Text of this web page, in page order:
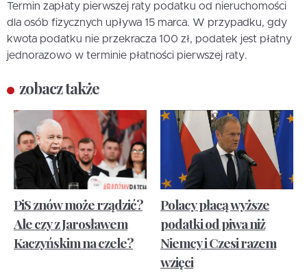
Termin zapłaty pierwszej raty podatku od nieruchomości
dla osób fizycznych upływa 15 marca. W przypadku, gdy
kwota podatku nie przekracza 100 zł, podatek jest płatny
jednorazowo w terminie płatności pierwszej raty.
zobacz także
PiS znów może rządzić?
Ale czy z Jarosławem
Kaczyńskim na czele?
Polacy płacą wyższe
podatki od piwa niż
Niemcy i Czesi razem
wzięci